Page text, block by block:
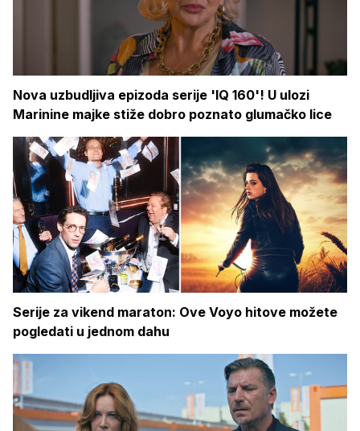
Nova uzbudljiva epizoda serije 'IQ 160'! U ulozi
Marinine majke stiže dobro poznato glumačko lice
Serije za vikend maraton: Ove Voyo hitove možete
pogledati u jednom dahu